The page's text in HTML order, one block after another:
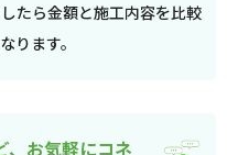
たら金額と施工内容を比較
ります。
、お気軽にコネ